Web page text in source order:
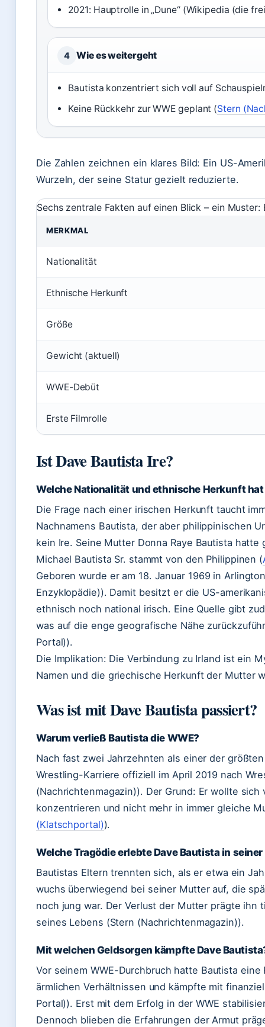
2021: Hauptrolle in „Dune“ (Wikipedia (die
4 Wie es weitergeht
Bautista konzentriert sich voll auf
Keine Rückkehr zur WWE geplant (Stern
Die Zahlen zeichnen ein klares Bild: Ein US-
Wurzeln, der seine Statur gezielt reduzierte.
Sechs zentrale Fakten auf einen Blick – ein
MERKMAL
Nationalität
Ethnische Herkunft
Größe
Gewicht (aktuell)
WWE-Debüt
Erste Filmrolle
Ist Dave Bautista Ire?
Welche Nationalität und ethnische Herkunft hat
Die Frage nach einer irischen Herkunft taucht
Nachnamens Bautista, der aber philippinischen
kein Ire. Seine Mutter Donna Raye Bautista
Michael Bautista Sr. stammt von den Philippinen (
Geboren wurde er am 18. Januar 1969 in
Enzyklopädie)). Damit besitzt er die US-
ethnisch noch national irisch. Eine Quelle gibt
was auf die enge geografische Nähe
Portal)).
Die Implikation: Die Verbindung zu Irland ist ein
Namen und die griechische Herkunft der Mutter
Was ist mit Dave Bautista passiert?
Warum verließ Bautista die WWE?
Nach fast zwei Jahrzehnten als einer der
Wrestling-Karriere offiziell im April 2019 nach
(Nachrichtenmagazin)). Der Grund: Er wollte
konzentrieren und nicht mehr in immer gleiche
(Klatschportal)).
Welche Tragödie erlebte Dave Bautista in
Bautistas Eltern trennten sich, als er etwa ein
wuchs überwiegend bei seiner Mutter auf, die
noch jung war. Der Verlust der Mutter prägte
seines Lebens (Stern (Nachrichtenmagazin)).
Mit welchen Geldsorgen kämpfte Dave
Vor seinem WWE-Durchbruch hatte Bautista
ärmlichen Verhältnissen und kämpfte mit
Portal)). Erst mit dem Erfolg in der WWE
Dennoch blieben die Erfahrungen der Armut